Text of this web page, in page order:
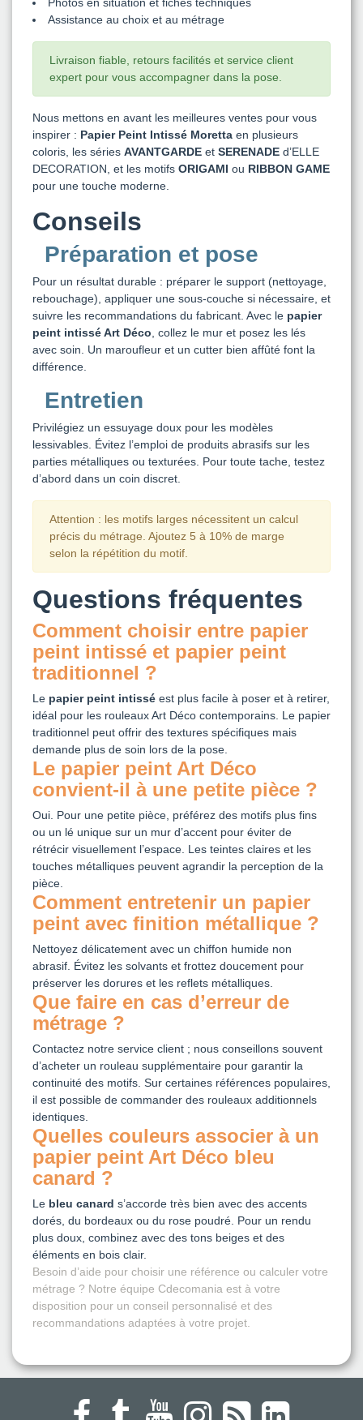
Assistance au choix et au métrage
Livraison fiable, retours facilités et service client
expert pour vous accompagner dans la pose.
Nous mettons en avant les meilleures ventes pour vous
inspirer : Papier Peint Intissé Moretta en plusieurs
coloris, les séries AVANTGARDE et SERENADE d’ELLE
DECORATION, et les motifs ORIGAMI ou RIBBON GAME
pour une touche moderne.
Conseils
Préparation et pose
Pour un résultat durable : préparer le support (nettoyage,
rebouchage), appliquer une sous-couche si nécessaire, et
suivre les recommandations du fabricant. Avec le papier
peint intissé Art Déco , collez le mur et posez les lés
avec soin. Un maroufleur et un cutter bien affûté font la
différence.
Entretien
Privilégiez un essuyage doux pour les modèles
lessivables. Évitez l’emploi de produits abrasifs sur les
parties métalliques ou texturées. Pour toute tache, testez
d’abord dans un coin discret.
Attention : les motifs larges nécessitent un calcul
précis du métrage. Ajoutez 5 à 10% de marge
selon la répétition du motif.
Questions fréquentes
Comment choisir entre papier
peint intissé et papier peint
traditionnel ?
Le papier peint intissé est plus facile à poser et à retirer,
idéal pour les rouleaux Art Déco contemporains. Le papier
traditionnel peut offrir des textures spécifiques mais
demande plus de soin lors de la pose.
Le papier peint Art Déco
convient-il à une petite pièce ?
Oui. Pour une petite pièce, préférez des motifs plus fins
ou un lé unique sur un mur d’accent pour éviter de
rétrécir visuellement l’espace. Les teintes claires et les
touches métalliques peuvent agrandir la perception de la
pièce.
Comment entretenir un papier
peint avec finition métallique ?
Nettoyez délicatement avec un chiffon humide non
abrasif. Évitez les solvants et frottez doucement pour
préserver les dorures et les reflets métalliques.
Que faire en cas d’erreur de
métrage ?
Contactez notre service client ; nous conseillons souvent
d’acheter un rouleau supplémentaire pour garantir la
continuité des motifs. Sur certaines références populaires,
il est possible de commander des rouleaux additionnels
identiques.
Quelles couleurs associer à un
papier peint Art Déco bleu
canard ?
Le bleu canard s’accorde très bien avec des accents
dorés, du bordeaux ou du rose poudré. Pour un rendu
plus doux, combinez avec des tons beiges et des
éléments en bois clair.
Besoin d’aide pour choisir une référence ou calculer votre
métrage ? Notre équipe Cdecomania est à votre
disposition pour un conseil personnalisé et des
recommandations adaptées à votre projet.